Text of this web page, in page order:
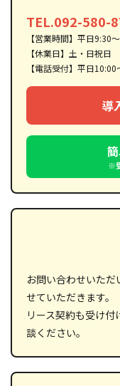
TEL.092-580-
【営業時間】平日9:30
【休業日】土・日祝日
【電話受付】平日
導
※
お問い合わせいた
せていただきます。
リース契約も受け
談ください。